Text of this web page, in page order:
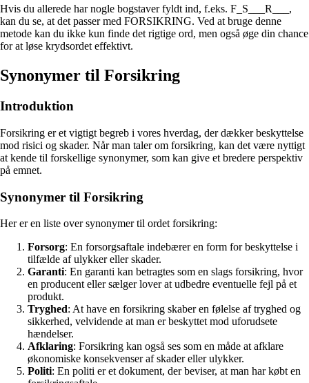
Hvis du allerede har nogle bogstaver fyldt ind, f.eks. F_S___R___,
kan du se, at det passer med FORSIKRING. Ved at bruge denne
metode kan du ikke kun finde det rigtige ord, men også øge din chance
for at løse krydsordet effektivt.
Synonymer til Forsikring
Introduktion
Forsikring er et vigtigt begreb i vores hverdag, der dækker beskyttelse
mod risici og skader. Når man taler om forsikring, kan det være nyttigt
at kende til forskellige synonymer, som kan give et bredere perspektiv
på emnet.
Synonymer til Forsikring
Her er en liste over synonymer til ordet forsikring:
Forsorg: En forsorgsaftale indebærer en form for beskyttelse i
tilfælde af ulykker eller skader.
Garanti: En garanti kan betragtes som en slags forsikring, hvor
en producent eller sælger lover at udbedre eventuelle fejl på et
produkt.
Tryghed: At have en forsikring skaber en følelse af tryghed og
sikkerhed, velvidende at man er beskyttet mod uforudsete
hændelser.
Afklaring: Forsikring kan også ses som en måde at afklare
økonomiske konsekvenser af skader eller ulykker.
Politi: En politi er et dokument, der beviser, at man har købt en